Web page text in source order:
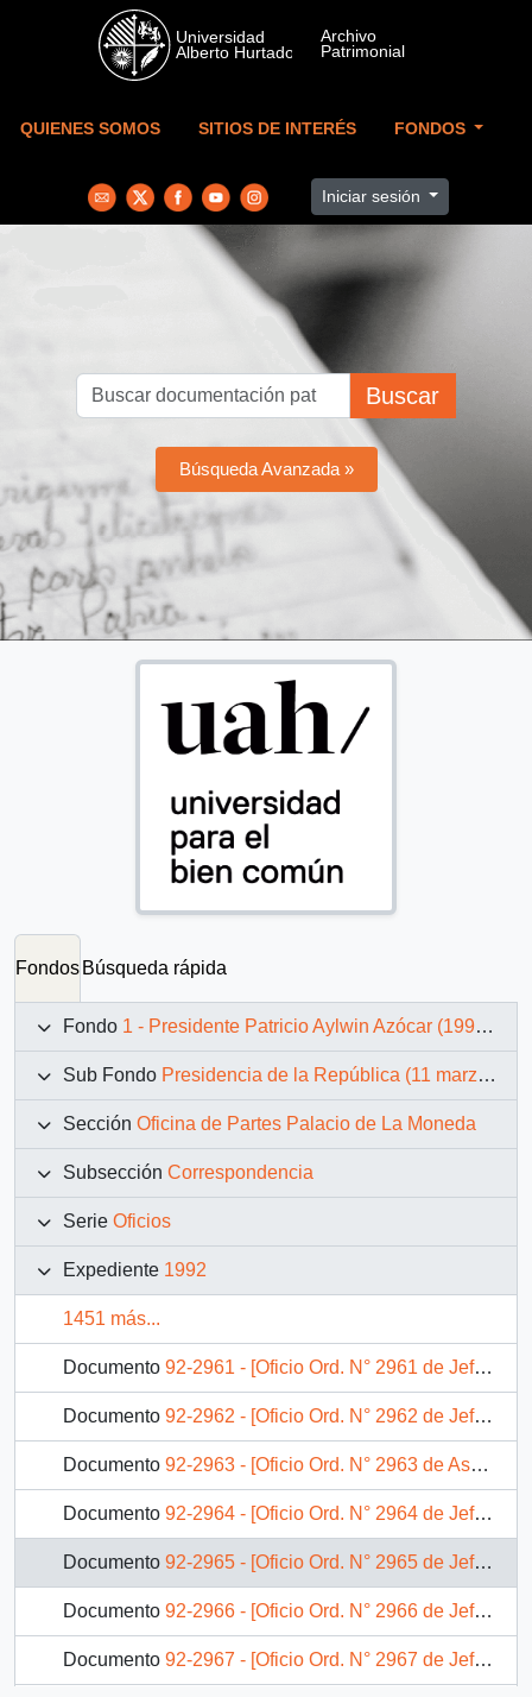
Skip to main content
QUIENES SOMOS SITIOS DE INTERÉS FONDOS
Iniciar sesión
Buscar
Búsqueda Avanzada »
Fondos Búsqueda rápida
Fondo 1 - Presidente Patricio Aylwin Azócar (1990-1994)
Sub Fondo Presidencia de la República (11 marzo 1990 – 11 marzo 1994)
Sección Oficina de Partes Palacio de La Moneda
Subsección Correspondencia
Serie Oficios
Expediente 1992
1451 más...
Documento 92-2961 - [Oficio Ord. N° 2961 de Jefe de Gabinete Presidencial, remite copia de carta]
Documento 92-2962 - [Oficio Ord. N° 2962 de Jefe de Gabinete Presidencial, remite copia de carta]
Documento 92-2963 - [Oficio Ord. N° 2963 de Asesor Presidencial, adjunta programa gira]
Documento 92-2964 - [Oficio Ord. N° 2964 de Jefe de Gabinete Presidencial, remite copia de carta]
Documento 92-2965 - [Oficio Ord. N° 2965 de Jefe de Gabinete Presidencial, remite copia de carta]
Documento 92-2966 - [Oficio Ord. N° 2966 de Jefe de Gabinete Presidencial, remite copia de carta]
Documento 92-2967 - [Oficio Ord. N° 2967 de Jefe de Gabinete Presidencial, remite copia de carta]